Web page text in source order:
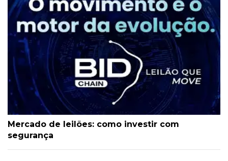
Mercado de leilões: como investir com
segurança